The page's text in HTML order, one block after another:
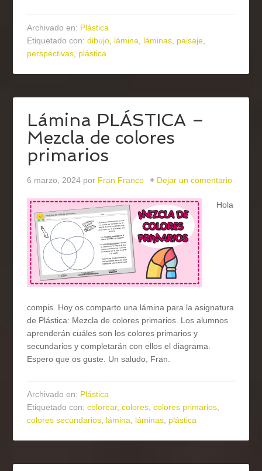
Archivado en: Plástica
Etiquetado con:dibujo, lámina, láminas, paisaje,
perspectivas, plástica
Lámina PLÁSTICA –
Mezcla de colores
primarios
6 marzo, 2024 por Fran Franco Dejar un comentario
Hola
compis. Hoy os comparto una lámina para la asignatura
de Plástica: Mezcla de colores primarios. Los alumnos
aprenderán cuáles son los colores primarios y
secundarios y completarán con ellos el diagrama.
Espero que os guste. Un saludo, Fran.
Archivado en: Plástica
Etiquetado con:colorear,colores,colores primarios,
colores secundarios, lámina, láminas, plástica